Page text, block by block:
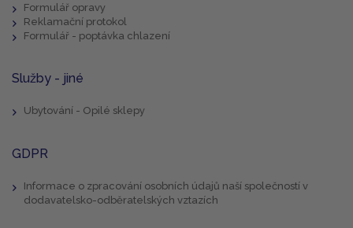
Formulář opravy
Reklamační protokol
Formulář - poptávka chlazení
Služby - jiné
Ubytování - Opilé sklepy
GDPR
Informace o zpracování osobních údajů naší společností v
dodavatelsko-odběratelských vztazích